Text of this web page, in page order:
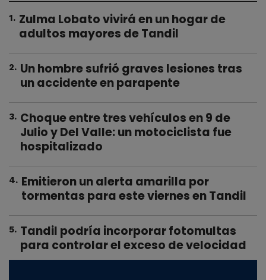
1. Zulma Lobato vivirá en un hogar de
adultos mayores de Tandil
2. Un hombre sufrió graves lesiones tras
un accidente en parapente
3. Choque entre tres vehículos en 9 de
Julio y Del Valle: un motociclista fue
hospitalizado
4. Emitieron un alerta amarilla por
tormentas para este viernes en Tandil
5. Tandil podría incorporar fotomultas
para controlar el exceso de velocidad